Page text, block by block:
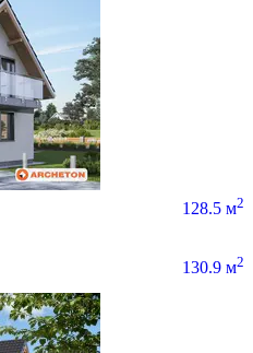
128.5 м2
130.9 м2